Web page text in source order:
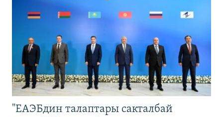
"ЕАЭБдин талаптары сакталбай